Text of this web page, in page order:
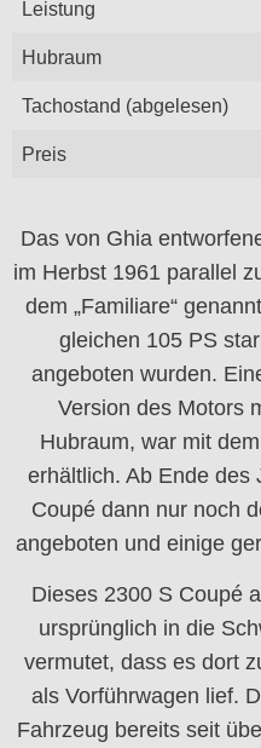
Leistung
Hubraum
Tachostand (abgelesen)
Preis
Das von Ghia
im Herbst 1961 parallel
dem „Familiare“
gleichen 105 PS
angeboten wurden.
Version des Motors
Hubraum, war mit
erhältlich. Ab Ende des
Coupé dann nur noch
angeboten und einige
Dieses 2300 S Coupé
ursprünglich in die
vermutet, dass es dort
als Vorführwagen lief.
Fahrzeug bereits seit